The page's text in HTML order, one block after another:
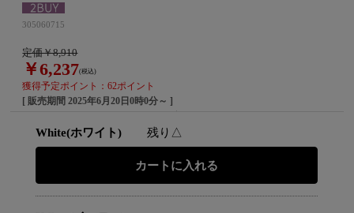
305060715
定価￥8,910
￥6,237(税込)
獲得予定ポイント：62ポイント
[ 販売期間2025年6月20日0時0分～ ]
White(ホワイト) 残り△